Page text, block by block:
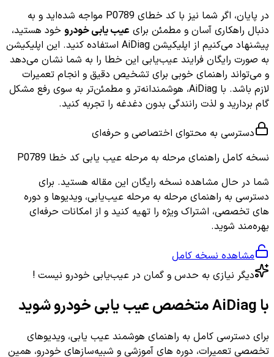
در پایان، اگر شما نیز با کد خطای P0789 مواجه شده‌اید و به
دنبال راهکاری آسان و مطمئن برای عیب یابی خودرو خود هستید،
پیشنهاد می‌کنیم از اپلیکیشن AiDiag استفاده کنید. این اپلیکیشن
به صورت رایگان فرایند عیب‌یابی این خطا را به شما نشان می‌دهد
و می‌تواند راهنمای خوبی برای تشخیص دقیق و انجام تعمیرات
لازم باشد. با AiDiag، هوشمندانه‌تر و مطمئن‌تر به سوی رفع مشکل
گام بردارید و لذت رانندگی بدون دغدغه را تجربه کنید.
دسترسی به محتوای اختصاصی و حرفه‌ای
نسخه کامل راهنمای مرحله به مرحله عیب یابی کد خطا P0789
شما در حال مشاهده نسخه رایگان این مقاله هستید. برای
دسترسی به راهنمای مرحله به مرحله عیب‌یابی، ویدیوها و دوره
های تخصصی، اشتراک ویژه را تهیه کنید و از امکانات حرفه‌ای
بهره‌مند شوید.
مشاهده نسخه کامل
دیگر نیازی به حدس و گمان در عیب‌یابی خودرو نیست !
با AiDiag متخصص عیب یابی خودرو شوید
برای دسترسی کامل به راهنمای هوشمند عیب یابی، ویدیوهای
تخصصی تعمیرات، دوره های آموزشی و شبیه‌سازهای خودرو، همین